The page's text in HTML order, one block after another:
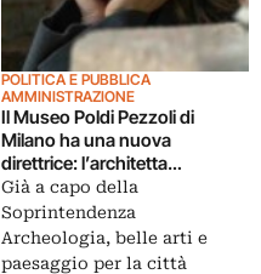
POLITICA E PUBBLICA
AMMINISTRAZIONE
Il Museo Poldi Pezzoli di
Milano ha una nuova
direttrice: l’architetta
Alessandra Quarto
Già a capo della
Soprintendenza
Archeologia, belle arti e
paesaggio per la città